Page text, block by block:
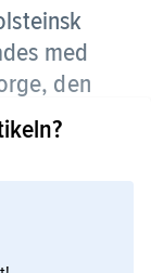
med
den
son,